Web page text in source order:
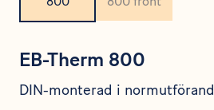
EB-Therm 800
DIN-monterad i